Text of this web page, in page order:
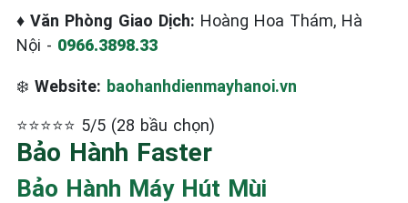
♦ Văn Phòng Giao Dịch: Hoàng Hoa Thám, Hà
Nội - 0966.3898.33
❄️ Website: baohanhdienmayhanoi.vn
⭐⭐⭐⭐⭐ 5/5 (28 bầu chọn)
Bảo Hành Faster
Bảo Hành Máy Hút Mùi